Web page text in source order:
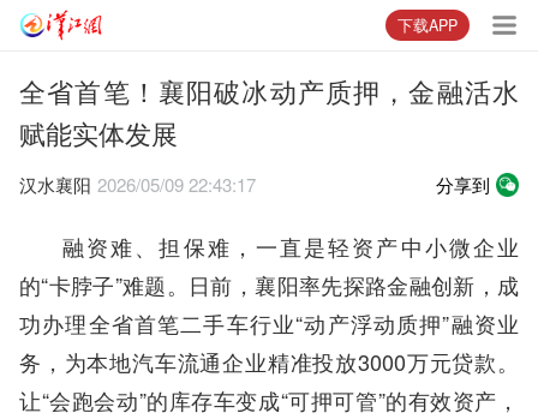
下载APP
全省首笔！襄阳破冰动产质押，金融活水
赋能实体发展
汉水襄阳 2026/05/09 22:43:17 分享到
融资难、担保难，一直是轻资产中小微企业
的“卡脖子”难题。日前，襄阳率先探路金融创新，成
功办理全省首笔二手车行业“动产浮动质押”融资业
务，为本地汽车流通企业精准投放3000万元贷款。
让“会跑会动”的库存车变成“可押可管”的有效资产，